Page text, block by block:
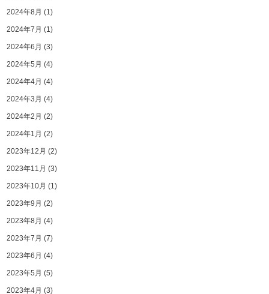
2024年8月 (1)
2024年7月 (1)
2024年6月 (3)
2024年5月 (4)
2024年4月 (4)
2024年3月 (4)
2024年2月 (2)
2024年1月 (2)
2023年12月 (2)
2023年11月 (3)
2023年10月 (1)
2023年9月 (2)
2023年8月 (4)
2023年7月 (7)
2023年6月 (4)
2023年5月 (5)
2023年4月 (3)